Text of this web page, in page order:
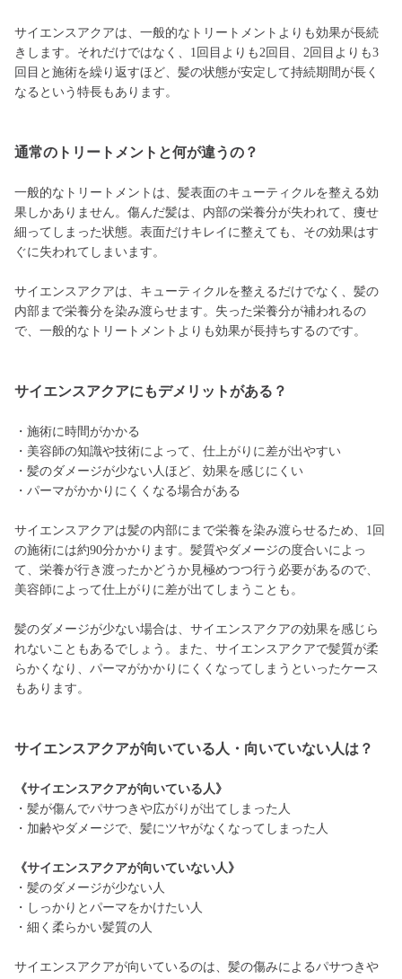
サイエンスアクアは、一般的なトリートメントよりも効果が長続
きします。それだけではなく、1回目よりも2回目、2回目よりも3
回目と施術を繰り返すほど、髪の状態が安定して持続期間が長く
なるという特長もあります。
通常のトリートメントと何が違うの？
一般的なトリートメントは、髪表面のキューティクルを整える効
果しかありません。傷んだ髪は、内部の栄養分が失われて、痩せ
細ってしまった状態。表面だけキレイに整えても、その効果はす
ぐに失われてしまいます。
サイエンスアクアは、キューティクルを整えるだけでなく、髪の
内部まで栄養分を染み渡らせます。失った栄養分が補われるの
で、一般的なトリートメントよりも効果が長持ちするのです。
サイエンスアクアにもデメリットがある？
・施術に時間がかかる
・美容師の知識や技術によって、仕上がりに差が出やすい
・髪のダメージが少ない人ほど、効果を感じにくい
・パーマがかかりにくくなる場合がある
サイエンスアクアは髪の内部にまで栄養を染み渡らせるため、1回
の施術には約90分かかります。髪質やダメージの度合いによっ
て、栄養が行き渡ったかどうか見極めつつ行う必要があるので、
美容師によって仕上がりに差が出てしまうことも。
髪のダメージが少ない場合は、サイエンスアクアの効果を感じら
れないこともあるでしょう。また、サイエンスアクアで髪質が柔
らかくなり、パーマがかかりにくくなってしまうといったケース
もあります。
サイエンスアクアが向いている人・向いていない人は？
《サイエンスアクアが向いている人》
・髪が傷んでパサつきや広がりが出てしまった人
・加齢やダメージで、髪にツヤがなくなってしまった人
《サイエンスアクアが向いていない人》
・髪のダメージが少ない人
・しっかりとパーマをかけたい人
・細く柔らかい髪質の人
サイエンスアクアが向いているのは、髪の傷みによるパサつきや